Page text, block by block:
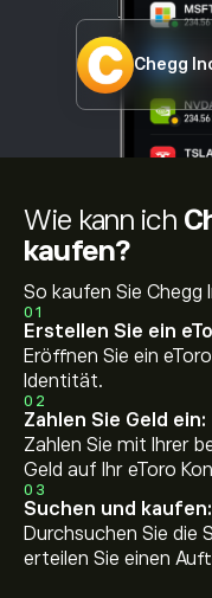
Chegg
Wie kann ich
kaufen?
So kaufen Sie Chegg
01
Erstellen Sie ein
Eröffnen Sie ein
Identität.
02
Zahlen Sie Geld ein:
Zahlen Sie mit Ihrer
Geld auf Ihr eToro
03
Suchen und kaufen:
Durchsuchen Sie die
erteilen Sie einen